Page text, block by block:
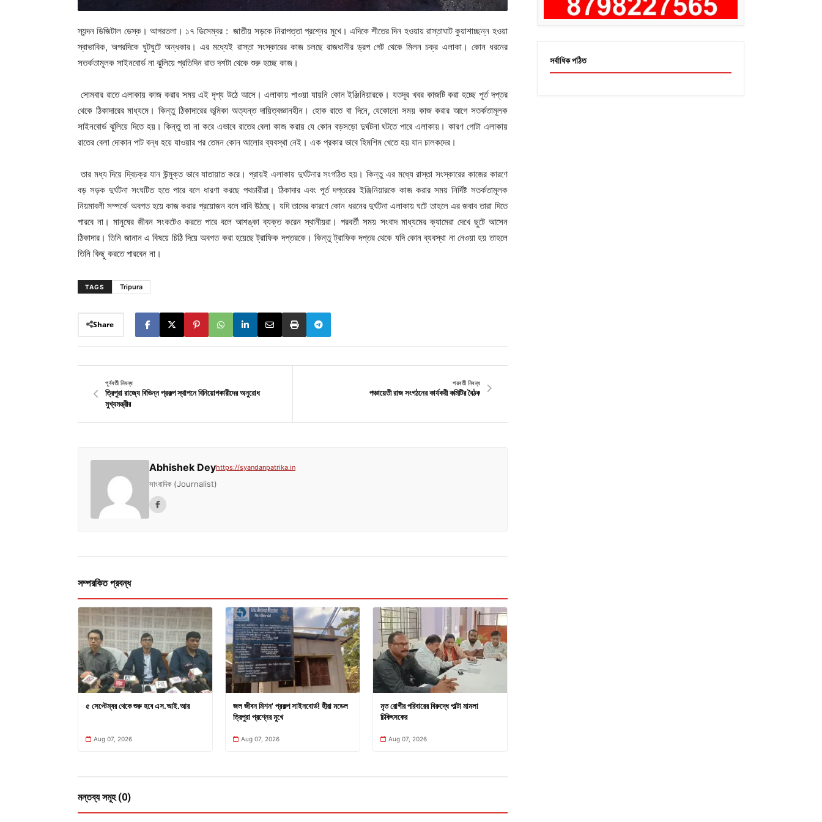
স্যন্দন ডিজিটাল ডেস্ক। আগরতলা। ১৭ ডিসেম্বর : জাতীয় সড়কে নিরাপত্তা প্রশ্নের মুখে। এদিকে শীতের দিন হওয়ায় রাস্তাঘাট কুয়াশাচ্ছন্ন হওয়া
স্বাভাবিক, অপরদিকে ঘুটঘুটে অন্ধকার। এর মধ্যেই রাস্তা সংস্কারের কাজ চলছে রাজধানীর ড্রপ গেট থেকে মিলন চক্র এলাকা। কোন ধরনের
সতর্কতামূলক সাইনবোর্ড না ঝুলিয়ে প্রতিদিন রাত দশটা থেকে শুরু হচ্ছে কাজ।
সোমবার রাতে এলাকায় কাজ করার সময় এই দৃশ্য উঠে আসে। এলাকায় পাওয়া যায়নি কোন ইঞ্জিনিয়ারকে। যতদূর খবর কাজটি করা হচ্ছে পূর্ত দপ্তর
থেকে ঠিকাদারের মাধ্যমে। কিন্তু ঠিকাদারের ভূমিকা অত্যন্ত দায়িত্বজ্ঞানহীন। হোক রাতে বা দিনে, যেকোনো সময় কাজ করার আগে সতর্কতামূলক
সাইনবোর্ড ঝুলিয়ে দিতে হয়। কিন্তু তা না করে এভাবে রাতের বেলা কাজ করায় যে কোন বড়সড়ো দুর্ঘটনা ঘটতে পারে এলাকায়। কারণ গোটা এলাকায়
রাতের বেলা দোকান পাট বন্ধ হয়ে যাওয়ার পর তেমন কোন আলোর ব্যবস্থা নেই। এক প্রকার ভাবে হিমশিম খেতে হয় যান চালকদের।
তার মধ্য দিয়ে দ্বিচক্র যান উন্মুক্ত ভাবে যাতায়াত করে। প্রায়ই এলাকায় দুর্ঘটনার সংগঠিত হয়। কিন্তু এর মধ্যে রাস্তা সংস্কারের কাজের কারণে
বড় সড়ক দুর্ঘটনা সংঘটিত হতে পারে বলে ধারণা করছে পথচারীরা। ঠিকাদার এবং পূর্ত দপ্তরের ইঞ্জিনিয়ারকে কাজ করার সময় নির্দিষ্ট সতর্কতামূলক
নিয়মাবলী সম্পর্কে অবগত হয়ে কাজ করার প্রয়োজন বলে দাবি উঠছে। যদি তাদের কারণে কোন ধরনের দুর্ঘটনা এলাকায় ঘটে তাহলে এর জবাব তারা দিতে
পারবে না। মানুষের জীবন সংকটেও করতে পারে বলে আশঙ্কা ব্যক্ত করেন স্থানীয়রা। পরবর্তী সময় সংবাদ মাধ্যমের ক্যামেরা দেখে ছুটে আসেন
ঠিকাদার। তিনি জানান এ বিষয়ে চিঠি দিয়ে অবগত করা হয়েছে ট্রাফিক দপ্তরকে। কিন্তু ট্রাফিক দপ্তর থেকে যদি কোন ব্যবস্থা না নেওয়া হয় তাহলে
তিনি কিছু করতে পারবেন না।
TAGS Tripura
Share
পূর্ববর্তী নিবন্ধ
ত্রিপুরা রাজ্যে বিভিন্ন প্রকল্প স্থাপনে বিনিয়োগকারীদের অনুরোধ
মুখ্যমন্ত্রীর
পরবর্তী নিবন্ধ
পঞ্চায়েতী রাজ সংগঠনের কার্যকরী কমিটির বৈঠক
Abhishek Deyhttps://syandanpatrika.in
সাংবাদিক (Journalist)
সম্পরকিত প্রবন্ধ
৫ সেপ্টেম্বর থেকে শুরু হবে এস.আই.আর
Aug 07, 2026
জল জীবন মিশন' প্রকল্প সাইনবোর্ড! হীরা মডেল
ত্রিপুরা প্রশ্নের মুখে
Aug 07, 2026
মৃত রোগীর পরিবারের বিরুদ্ধে পাল্টা মামলা
চিকিৎসকের
Aug 07, 2026
মন্তব্য সমূহ (0)
সর্বাধিক পঠিত